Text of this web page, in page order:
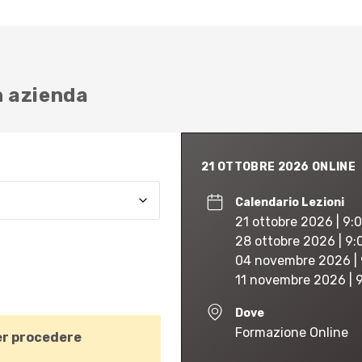
azienda
procedere
21 OTTOBRE 2026 ONLINE
Calendario Lezioni
21 ottobre 2026 |
28 ottobre 2026 |
04 novembre 2026 |
11 novembre 2026 |
Dove
Formazione Online